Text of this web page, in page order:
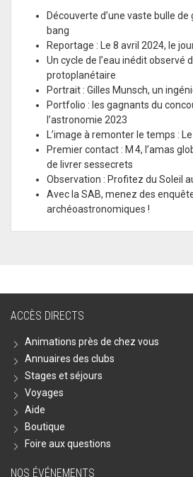
Découverte d’une vaste bulle
bang
Reportage : Le 8 avril 2024, le
Un cycle de l’eau inédit observé
protoplanétaire
Portrait : Gilles Munsch, un
Portfolio : les gagnants du
l’astronomie 2023
L’image à remonter le temps :
Premier contact : M 4, l’amas
de livrer sessecrets
Observation : Profitez du Soleil
Avec la SAB, menez des
archéoastronomiques !
ACCÈS DIRECTS
Animations près de chez vous
Annuaires des clubs
Stages et séjours
Voyages
Aide
Boutique
Foire aux questions
NOS ÉVÉNEMENTS